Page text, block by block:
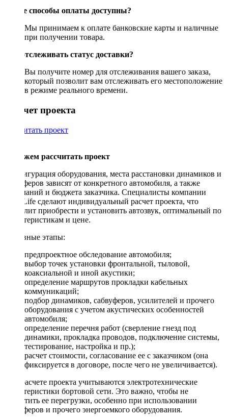
Какие способы оплаты доступны?
Мы принимаем к оплате банковские карты и наличные
при получении товара.
Как отслеживать статус доставки?
Вы получите номер для отслеживания вашего заказа,
который позволит вам отслеживать его местоположение
в режиме реального времени.
Рассчет проекта
Рассчитать проект
Поможем рассчитать проект
Конфигурация оборудования, места расстановки динамиков и
сабвуферов зависят от конкретного автомобиля, а также
пожеланий и бюджета заказчика. Специалисты компании
DriveLife сделают индивидуальный расчет проекта, что
позволит приобрести и установить автозвук, оптимальный по
характеристикам и цене.
Основные этапы:
предпроектное обследование автомобиля;
выбор точек установки фронтальной, тыловой,
коаксиальной и иной акустики;
определение маршрутов прокладки кабельных
коммуникаций;
подбор динамиков, сабвуферов, усилителей и прочего
оборудования с учетом акустических особенностей
автомобиля;
определение перечня работ (сверление гнезд под
динамики, прокладка проводов, подключение системы,
тестирование, настройка и пр.);
расчет стоимости, согласование ее с заказчиком (она
фиксируется в договоре, после чего не увеличивается).
При расчете проекта учитываются электротехнические
характеристики бортовой сети. Это важно, чтобы не
допустить ее перегрузки, особенно при использовании
сабвуферов и прочего энергоемкого оборудования.